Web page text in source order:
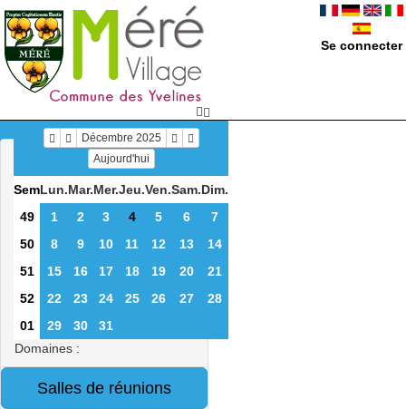
Se connecter
Décembre 2025
Aujourd'hui
SemLun.Mar.Mer.Jeu.Ven.Sam.Dim.
49
1 2 3 4 5 6
7
50
8 9 10 11 12 13
14
51
15 16 17 18 19 20
21
52
22 23 24 25 26 27
28
01
29 30
31
Domaines :